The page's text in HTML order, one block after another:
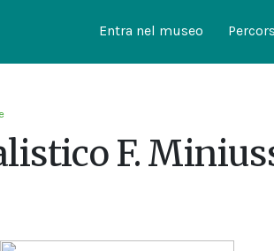
Entra nel museo
F.